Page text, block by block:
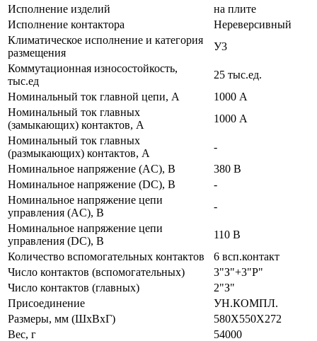
Исполнение изделий
на плите
Исполнение контактора
Нереверсивный
Климатическое исполнение и категория
размещения
У3
Коммутационная износостойкость,
тыс.ед
25 тыс.ед.
Номинальный ток главной цепи, А
1000 А
Номинальный ток главных
(замыкающих) контактов, А
1000 А
Номинальный ток главных
(размыкающих) контактов, А
-
Номинальное напряжение (AC), В
380 В
Номинальное напряжение (DC), В
-
Номинальное напряжение цепи
управления (AC), В
-
Номинальное напряжение цепи
управления (DC), В
110 В
Количество вспомогательных контактов
6 всп.контакт
Число контактов (вспомогательных)
3"З"+3"Р"
Число контактов (главных)
2"З"
Присоединение
УН.КОМПЛ.
Размеры, мм (ШхВхГ)
580Х550Х272
Вес, г
54000